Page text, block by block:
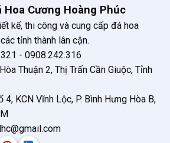
Hoa Cương Hoàng Phúc
kế, thi công và cung cấp đá hoa
tỉnh thành lân cận.
- 0908.242.316
Thuận 2, Thị Trấn Cần Giuộc, Tỉnh
KCN Vĩnh Lộc, P. Bình Hưng Hòa B,